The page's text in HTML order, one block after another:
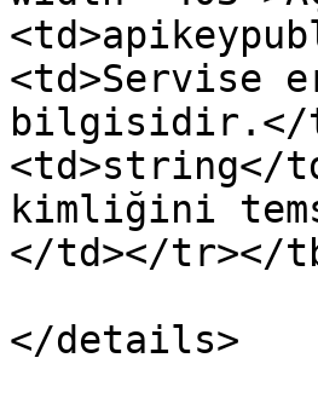
<td>Servise
bilgisidir.</
<td>string</
kimliğini
</td></tr></
</details>